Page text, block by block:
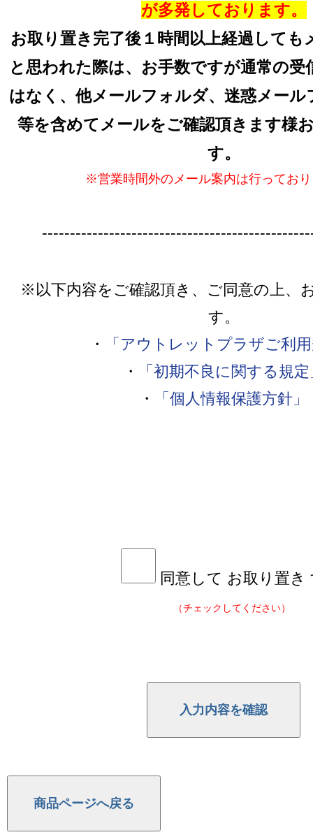
が多発しております。
お取り置き完了後１時間以上経過しても
と思われた際は、お手数ですが通常の
はなく、他メールフォルダ、迷惑メール
等を含めてメールをご確認頂きます様
す。
※営業時間外のメール案内は行ってお
※以下内容をご確認頂き、ご同意の上、
す。
・
「アウトレットプラザご利
・
「初期不良に関する規定
・
「個人情報保護方針」
同意して お取り置き
（チェックしてください）